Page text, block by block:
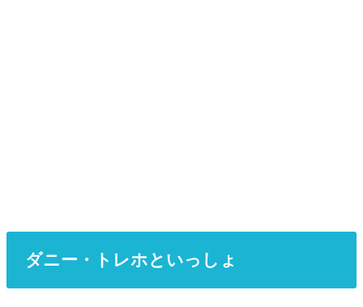
ダニー・トレホといっしょ